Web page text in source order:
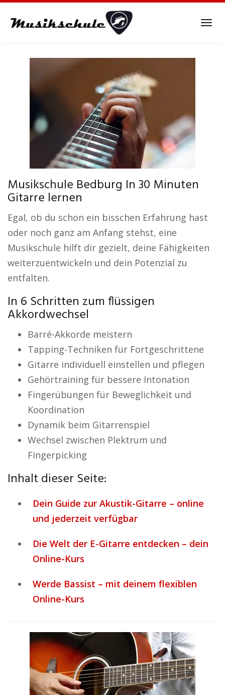
Musikschule Bedburg In 30 Minuten
Gitarre lernen
Egal, ob du schon ein bisschen Erfahrung hast
oder noch ganz am Anfang stehst, eine
Musikschule hilft dir gezielt, deine Fähigkeiten
weiterzuentwickeln und dein Potenzial zu
entfalten.
In 6 Schritten zum flüssigen
Akkordwechsel
Barré-Akkorde meistern
Tapping-Techniken für Fortgeschrittene
Gitarre individuell einstellen und pflegen
Gehörtraining für bessere Intonation
Fingerübungen für Beweglichkeit und
Koordination
Dynamik beim Gitarrenspiel
Wechsel zwischen Plektrum und
Fingerpicking
Inhalt dieser Seite:
Dein Guide zur Akustik-Gitarre – online
und jederzeit verfügbar
Die Welt der E-Gitarre entdecken – dein
Online-Kurs
Werde Bassist – mit deinem flexiblen
Online-Kurs